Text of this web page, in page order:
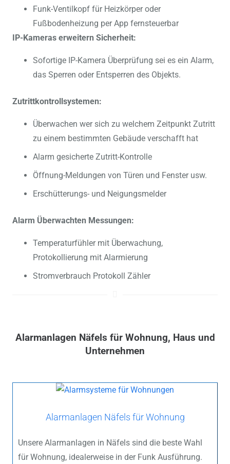
Funk-Ventilkopf für Heizkörper oder
Fußbodenheizung per App fernsteuerbar
IP-Kameras erweitern Sicherheit:
Sofortige IP-Kamera Überprüfung sei es ein Alarm,
das Sperren oder Entsperren des Objekts.
Zutrittkontrollsystemen:
Überwachen wer sich zu welchem Zeitpunkt Zutritt
zu einem bestimmten Gebäude verschafft hat
Alarm gesicherte Zutritt-Kontrolle
Öffnung-Meldungen von Türen und Fenster usw.
Erschütterungs- und Neigungsmelder
Alarm Überwachten Messungen:
Temperaturfühler mit Überwachung,
Protokollierung mit Alarmierung
Stromverbrauch Protokoll Zähler
Alarmanlagen Näfels für Wohnung, Haus und
Unternehmen
Alarmanlagen Näfels für Wohnung
Unsere Alarmanlagen in Näfels sind die beste Wahl
für Wohnung, idealerweise in der Funk Ausführung.